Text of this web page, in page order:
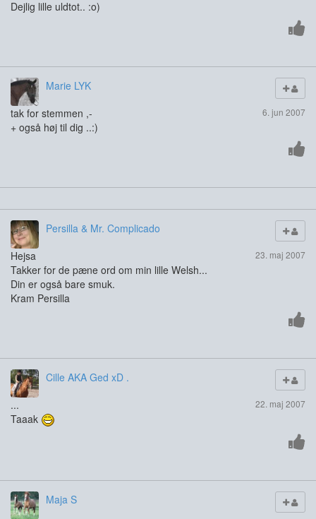
Dejlig lille uldtot.. :o)
Marie LYK
6. jun 2007
tak for stemmen ,-
+ også høj til dig ..:)
Persilla & Mr. Complicado
23. maj 2007
Hejsa
Takker for de pæne ord om min lille Welsh...
Din er også bare smuk.
Kram Persilla
Cille AKA Ged xD .
22. maj 2007
...
Taaak
Maja S